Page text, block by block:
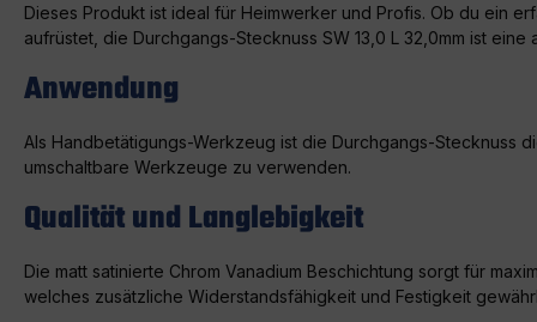
Dieses Produkt ist ideal für Heimwerker und Profis. Ob du ein
aufrüstet, die Durchgangs-Stecknuss SW 13,0 L 32,0mm ist eine
Anwendung
Als Handbetätigungs-Werkzeug ist die Durchgangs-Stecknuss
umschaltbare Werkzeuge zu verwenden.
Qualität und Langlebigkeit
Die matt satinierte Chrom Vanadium Beschichtung sorgt für
welches zusätzliche Widerstandsfähigkeit und Festigkeit